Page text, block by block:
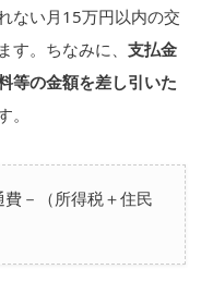
ない月15万円以内の交
。ちなみに、 支払金
等の金額を差し引いた
。
－（所得税＋住民